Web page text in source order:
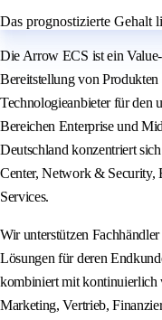
Das prognostizierte Gehalt
Die Arrow ECS ist ein
Bereitstellung von
Technologieanbieter für den
Bereichen Enterprise und
Deutschland konzentriert
Center, Network & Security,
Services.
Wir unterstützen
Lösungen für deren
kombiniert mit kontinuierlich
Marketing, Vertrieb,